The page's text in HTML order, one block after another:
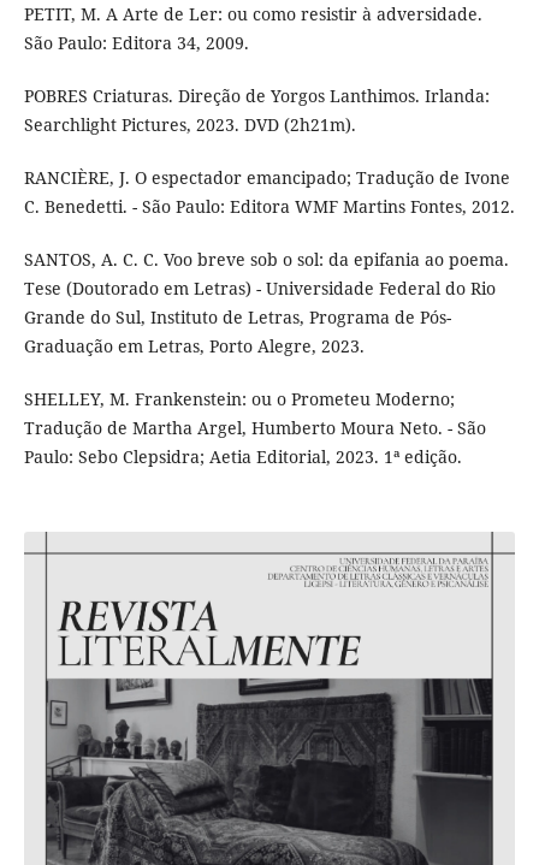
PETIT, M. A Arte de Ler: ou como resistir à adversidade.
São Paulo: Editora 34, 2009.
POBRES Criaturas. Direção de Yorgos Lanthimos. Irlanda:
Searchlight Pictures, 2023. DVD (2h21m).
RANCIÈRE, J. O espectador emancipado; Tradução de Ivone
C. Benedetti. - São Paulo: Editora WMF Martins Fontes, 2012.
SANTOS, A. C. C. Voo breve sob o sol: da epifania ao poema.
Tese (Doutorado em Letras) - Universidade Federal do Rio
Grande do Sul, Instituto de Letras, Programa de Pós-
Graduação em Letras, Porto Alegre, 2023.
SHELLEY, M. Frankenstein: ou o Prometeu Moderno;
Tradução de Martha Argel, Humberto Moura Neto. - São
Paulo: Sebo Clepsidra; Aetia Editorial, 2023. 1ª edição.